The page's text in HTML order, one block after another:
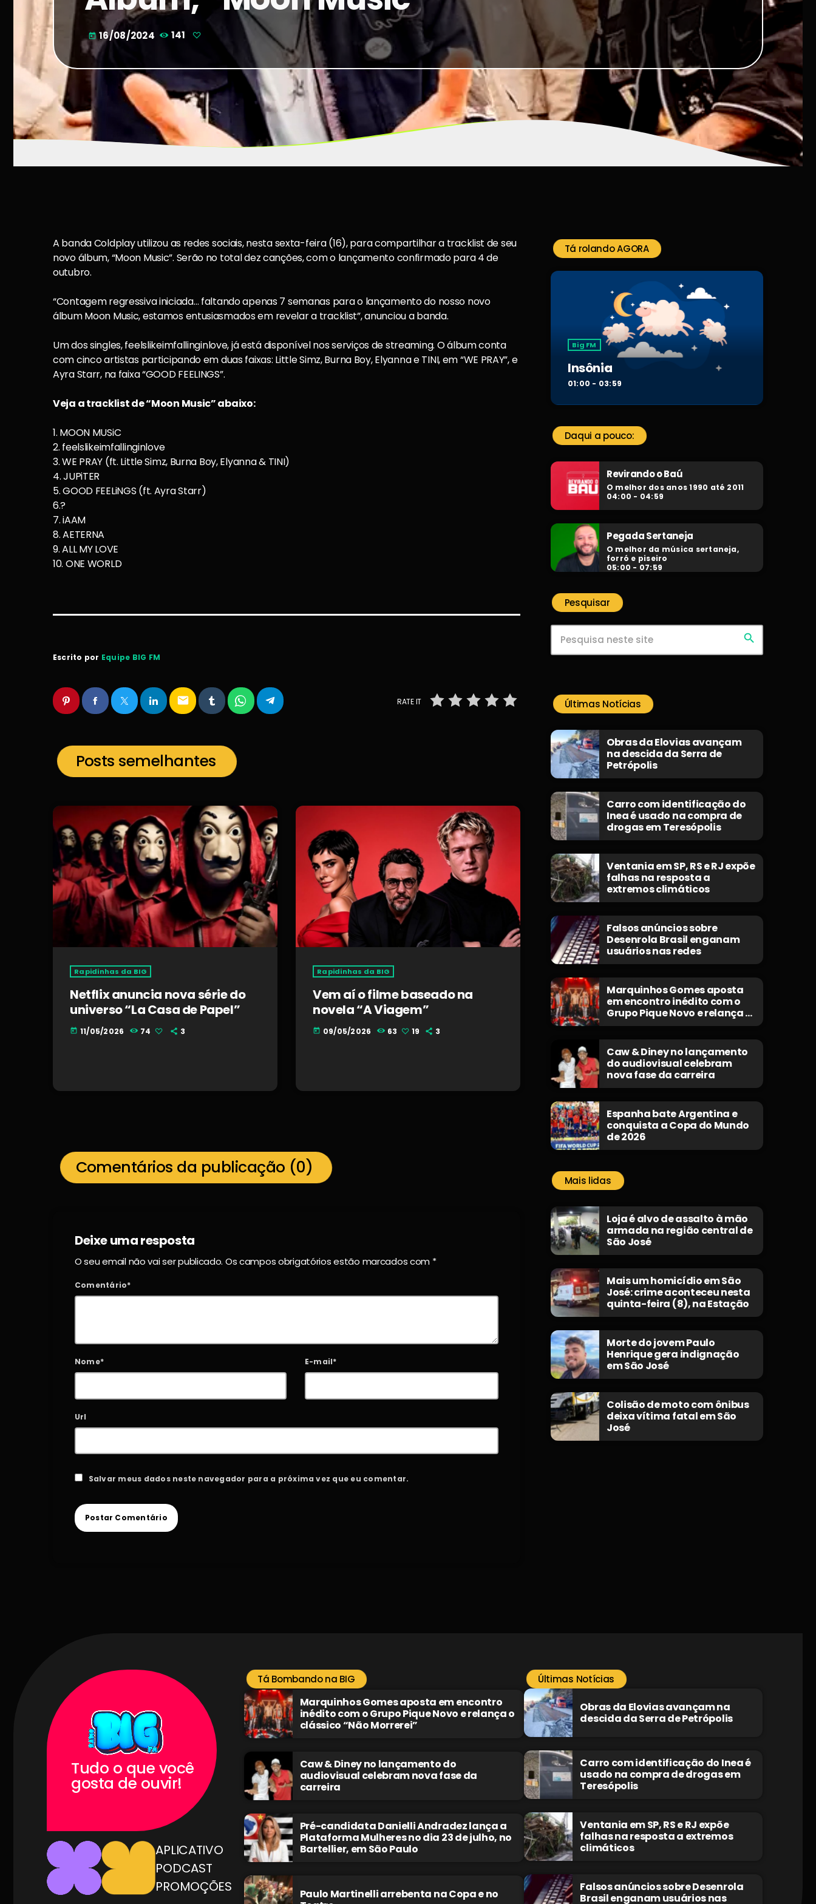
today 16/08/2024 141
A banda Coldplay utilizou as redes sociais, nesta sexta-feira (16), para compartilhar a tracklist de seu
novo álbum, “Moon Music”. Serão no total dez canções, com o lançamento confirmado para 4 de
outubro.
“Contagem regressiva iniciada… faltando apenas 7 semanas para o lançamento do nosso novo
álbum Moon Music, estamos entusiasmados em revelar a tracklist”, anunciou a banda.
Um dos singles, feelslikeimfallinginlove, já está disponível nos serviços de streaming. O álbum conta
com cinco artistas participando em duas faixas: Little Simz, Burna Boy, Elyanna e TINI, em “WE PRAY”, e
Ayra Starr, na faixa “GOOD FEELINGS”.
Veja a tracklist de “Moon Music” abaixo:
1. MOON MUSiC
2. feelslikeimfallinginlove
3. WE PRAY (ft. Little Simz, Burna Boy, Elyanna & TINI)
4. JUPiTER
5. GOOD FEELiNGS (ft. Ayra Starr)
6.?
7. iAAM
8. AETERNA
9. ALL MY LOVE
10. ONE WORLD
Escrito por Equipe BIG FM
email RATE IT
Posts semelhantes
Rapidinhas da BIG
Netflix anuncia nova série do
universo “La Casa de Papel”
today 11/05/2026 74 3
Rapidinhas da BIG
Vem aí o filme baseado na
novela “A Viagem”
today 09/05/2026 63 19 3
Comentários da publicação (0)
Deixe uma resposta
O seu email não vai ser publicado. Os campos obrigatórios estão marcados com *
Comentário*
Nome* E-mail*
Url
Salvar meus dados neste navegador para a próxima vez que eu comentar.
Tá rolando AGORA
Big FM
Insônia
01:00 - 03:59
Daqui a pouco:
Revirando o Baú
O melhor dos anos 1990 até 2011
04:00 - 04:59
Pegada Sertaneja
O melhor da música sertaneja,
forró e piseiro
05:00 - 07:59
Pesquisar
search
Últimas Notícias
Obras da Elovias avançam
na descida da Serra de
Petrópolis
Carro com identificação do
Inea é usado na compra de
drogas em Teresópolis
Ventania em SP, RS e RJ expõe
falhas na resposta a
extremos climáticos
Falsos anúncios sobre
Desenrola Brasil enganam
usuários nas redes
Marquinhos Gomes aposta
em encontro inédito com o
Grupo Pique Novo e relança o
clássico “Não Morrerei”
Caw & Diney no lançamento
do audiovisual celebram
nova fase da carreira
Espanha bate Argentina e
conquista a Copa do Mundo
de 2026
Mais lidas
Loja é alvo de assalto à mão
armada na região central de
São José
Mais um homicídio em São
José: crime aconteceu nesta
quinta-feira (8), na Estação
Morte do jovem Paulo
Henrique gera indignação
em São José
Colisão de moto com ônibus
deixa vítima fatal em São
José
Tudo o que você
gosta de ouvir!
APLICATIVO
PODCAST
PROMOÇÕES
Tá Bombando na BIG
Marquinhos Gomes aposta em encontro
inédito com o Grupo Pique Novo e relança o
clássico “Não Morrerei”
Caw & Diney no lançamento do
audiovisual celebram nova fase da
carreira
Pré-candidata Danielli Andradez lança a
Plataforma Mulheres no dia 23 de julho, no
Bartellier, em São Paulo
Paulo Martinelli arrebenta na Copa e no
Últimas Notícias
Obras da Elovias avançam na
descida da Serra de Petrópolis
Carro com identificação do Inea é
usado na compra de drogas em
Teresópolis
Ventania em SP, RS e RJ expõe
falhas na resposta a extremos
climáticos
Falsos anúncios sobre Desenrola
Brasil enganam usuários nas